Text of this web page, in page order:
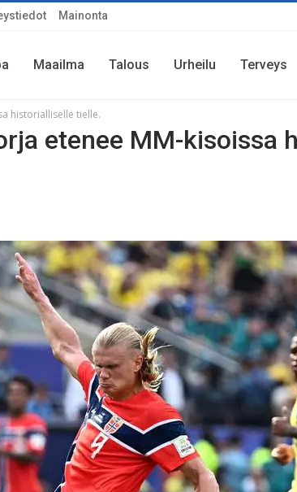
Mainonta
Maailma Talous Urheilu Terveys
historialliselle tielle.
etenee MM-kisoissa